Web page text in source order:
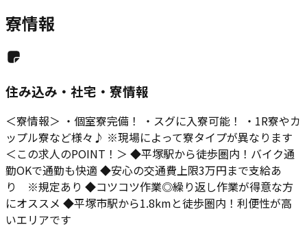
寮情報
住み込み・社宅・寮情報
＜寮情報＞ ・個室寮完備！ ・スグに入寮可能！ ・1R寮やカ
ップル寮など様々♪ ※現場によって寮タイプが異なります
＜この求人のPOINT！＞ ◆平塚駅から徒歩圏内！バイク通
勤OKで通勤も快適 ◆安心の交通費上限3万円まで支給あ
り ※規定あり ◆コツコツ作業◎繰り返し作業が得意な方
にオススメ ◆平塚市駅から1.8kmと徒歩圏内！利便性が高
いエリアです